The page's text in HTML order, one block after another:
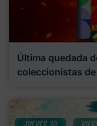
Última quedada
coleccionistas